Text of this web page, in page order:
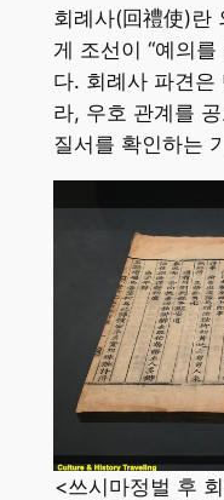
회례사(回禮使)란
게 조선이 “예의
다. 회례사 파견은
라, 우호 관계를
질서를 확인하는
<쓰시마정벌 후